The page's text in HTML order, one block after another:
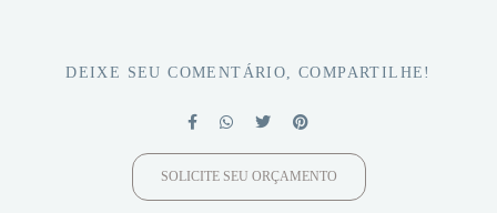
DEIXE SEU COMENTÁRIO, COMPARTILHE!
SOLICITE SEU ORÇAMENTO